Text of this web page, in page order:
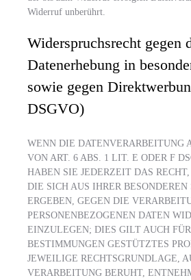
Widerruf unberührt.
Widerspruchsrecht gegen
Datenerhebung in
sowie gegen
DSGVO)
WENN DIE DATENVERARBEITUNG
VON ART. 6 ABS. 1 LIT. E ODER F
HABEN SIE JEDERZEIT DAS RECHT,
DIE SICH AUS IHRER
ERGEBEN, GEGEN DIE
PERSONENBEZOGENEN DATEN
EINZULEGEN; DIES GILT AUCH
BESTIMMUNGEN GESTÜTZTES
JEWEILIGE RECHTSGRUNDLAGE,
VERARBEITUNG BERUHT,